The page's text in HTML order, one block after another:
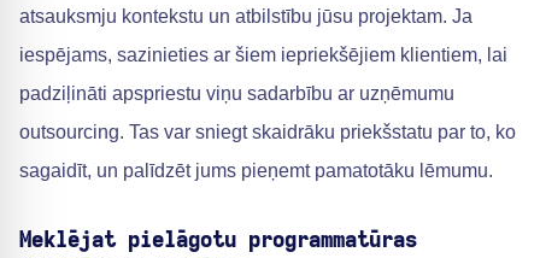
atsauksmju kontekstu un atbilstību jūsu projektam. Ja
iespējams, sazinieties ar šiem iepriekšējiem klientiem, lai
padziļināti apspriestu viņu sadarbību ar uzņēmumu
outsourcing. Tas var sniegt skaidrāku priekšstatu par to, ko
sagaidīt, un palīdzēt jums pieņemt pamatotāku lēmumu.
Meklējat pielāgotu programmatūras